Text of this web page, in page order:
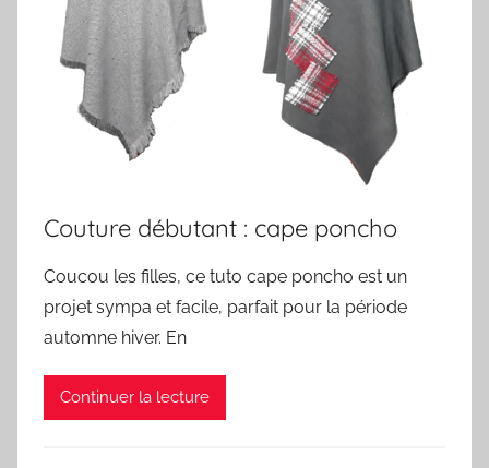
Couture débutant : cape poncho
Coucou les filles, ce tuto cape poncho est un
projet sympa et facile, parfait pour la période
automne hiver. En
Continuer la lecture